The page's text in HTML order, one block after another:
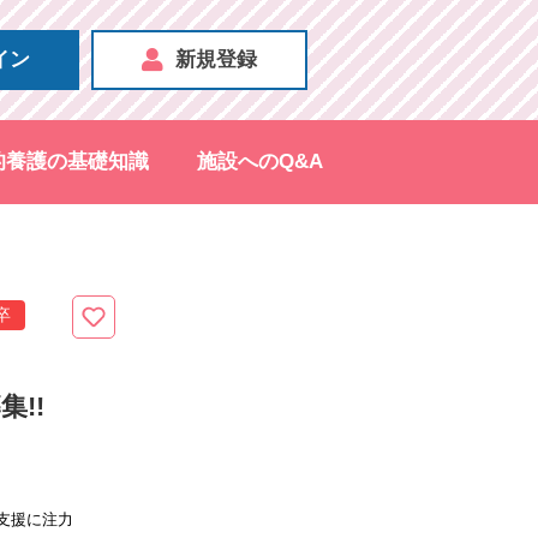
ン 新規登録
養護の基礎知識 施設へのQ&A
!!
援に注力